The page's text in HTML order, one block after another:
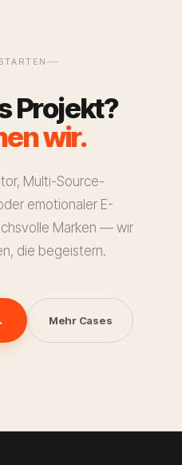
Projekt?
wir.
Multi-Source-
emotionaler E-
Marken — wir
die begeistern.
Mehr Cases